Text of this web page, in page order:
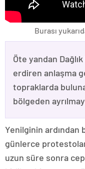
Burası
Öte yandan
erdiren anlaşma
topraklarda
bölgeden
Yenilginin ardından
günlerce
uzun süre sonra